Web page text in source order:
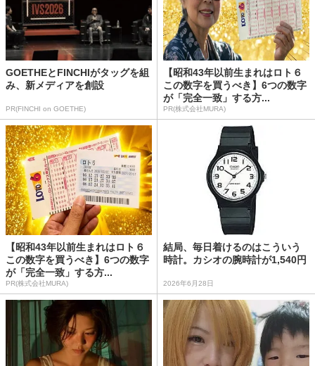
GOETHEとFINCHIがタッグを組
み、新メディアを創設
PR(FINCHI on GOETHE)
【昭和43年以前生まれはロト６
この数字を買うべき】6つの数字
が「完全一致」する方...
PR(株式会社MURA)
【昭和43年以前生まれはロト６
この数字を買うべき】6つの数字
が「完全一致」する方...
PR(株式会社MURA)
結局、毎日着けるのはこういう
時計。カシオの腕時計が1,540円
2026年6月28日